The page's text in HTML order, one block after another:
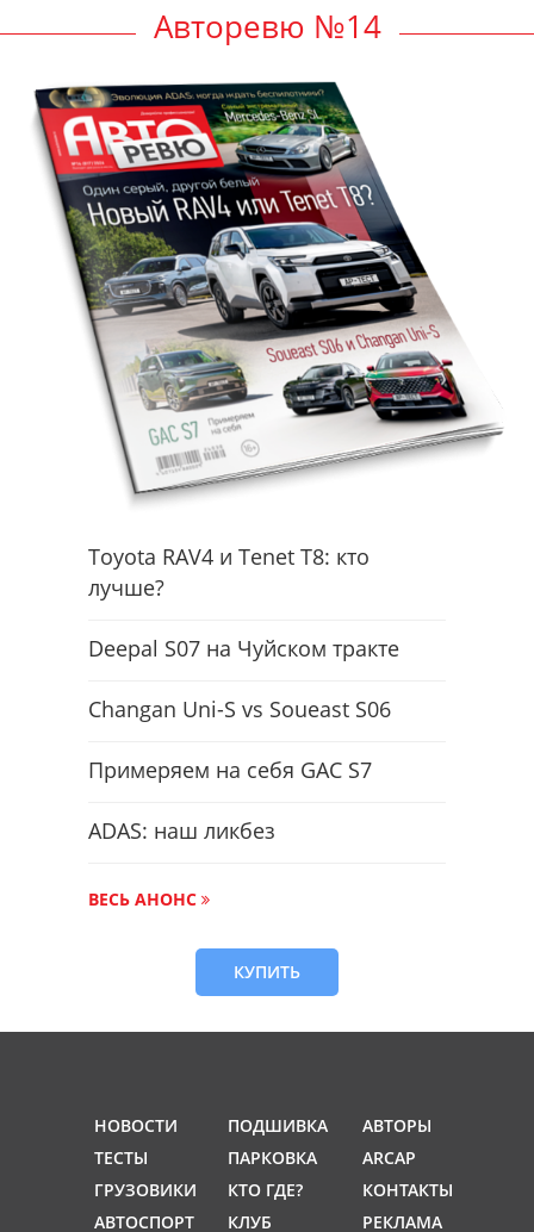
Авторевю №14
Toyota RAV4 и Tenet T8: кто
лучше?
Deepal S07 на Чуйском тракте
Changan Uni-S vs Soueast S06
Примеряем на себя GAC S7
ADAS: наш ликбез
ВЕСЬ АНОНС
КУПИТЬ
НОВОСТИ
ТЕСТЫ
ГРУЗОВИКИ
АВТОСПОРТ
ПОДШИВКА
ПАРКОВКА
КТО ГДЕ?
КЛУБ
АВТОРЫ
ARCAP
КОНТАКТЫ
РЕКЛАМА